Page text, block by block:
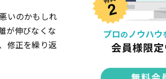
いのかもしれ
が伸びなくな
修正を繰り返